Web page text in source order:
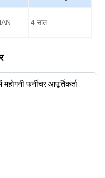
4 साल
फर्नीचर आपूर्तिकर्ता
-